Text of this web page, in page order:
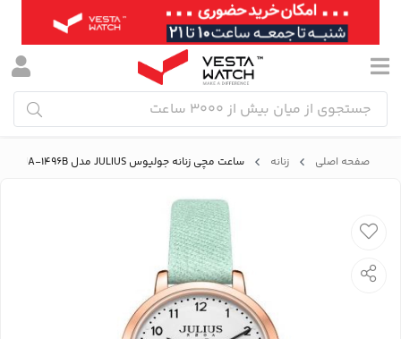
صفحه اصلی زنانه ساعت مچی زنانه جولیوس JULIUS مدل JA-1496B